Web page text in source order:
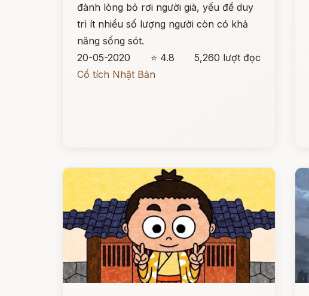
đành lòng bỏ rơi người già, yếu để duy
trì ít nhiều số lượng người còn có khả
năng sống sót.
20-05-2020
⭐ 4.8
5,260 lượt đọc
Cổ tích Nhật Bản